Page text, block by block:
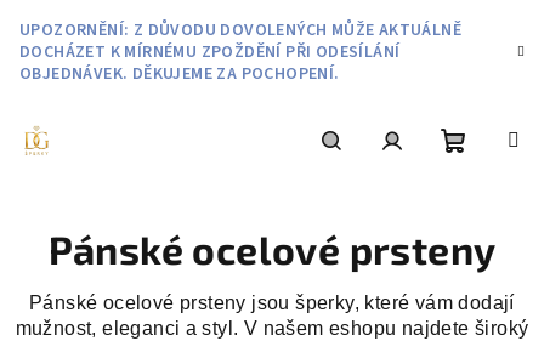
obsah
UPOZORNĚNÍ: Z DŮVODU DOVOLENÝCH MŮŽE AKTUÁLNĚ
DOCHÁZET K MÍRNÉMU ZPOŽDĚNÍ PŘI ODESÍLÁNÍ
OBJEDNÁVEK. DĚKUJEME ZA POCHOPENÍ.
košík
Pánské ocelové prsteny
Pánské ocelové prsteny jsou šperky, které vám dodají
mužnost, eleganci a styl. V našem eshopu najdete široký